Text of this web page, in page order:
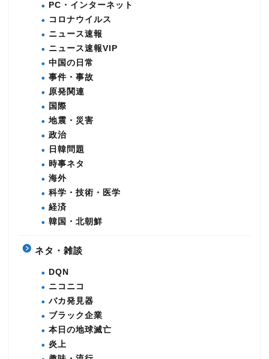
PC・インターネット
コロナウイルス
ニュース速報
ニュース速報VIP
中国の日常
事件・事故
原発関連
国際
地震・災害
政治
日韓問題
時事ネタ
海外
科学・技術・医学
経済
韓国・北朝鮮
ネタ・雑談
DQN
ニコニコ
バカ発見器
ブラック企業
本日の地球滅亡
炎上